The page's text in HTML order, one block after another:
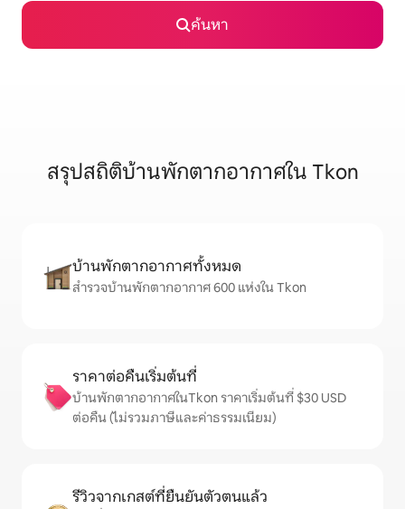
ค้นหา
สรุปสถิติบ้านพักตากอากาศใน Tkon
บ้านพักตากอากาศทั้งหมด
สำรวจบ้านพักตากอากาศ 600 แห่งใน Tkon
ราคาต่อคืนเริ่มต้นที่
บ้านพักตากอากาศในTkon ราคาเริ่มต้นที่ $30 USD
ต่อคืน (ไม่รวมภาษีและค่าธรรมเนียม)
รีวิวจากเกสต์ที่ยืนยันตัวตนแล้ว